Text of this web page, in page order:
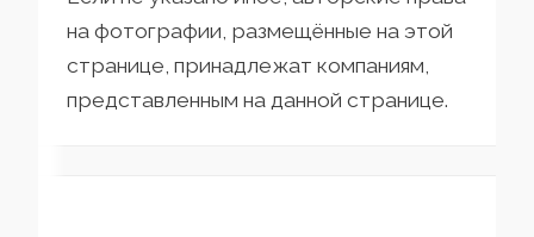
на фотографии, размещённые на этой
странице, принадлежат компаниям,
представленным на данной странице.